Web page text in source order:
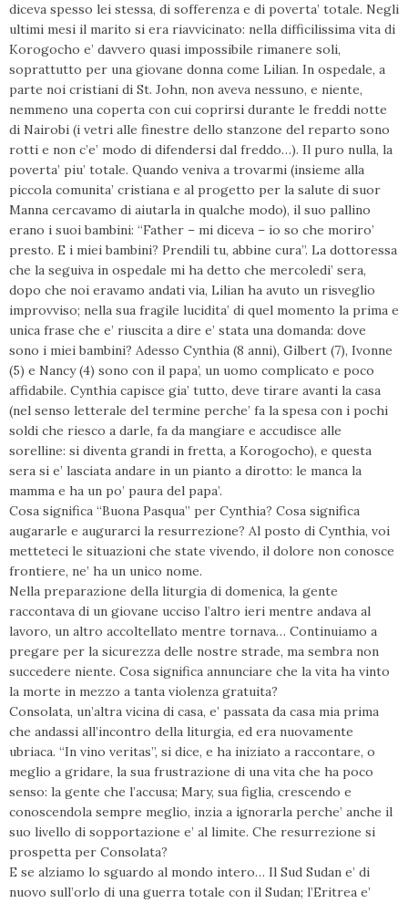
diceva spesso lei stessa, di sofferenza e di poverta’ totale. Negli
ultimi mesi il marito si era riavvicinato: nella difficilissima vita di
Korogocho e’ davvero quasi impossibile rimanere soli,
soprattutto per una giovane donna come Lilian. In ospedale, a
parte noi cristiani di St. John, non aveva nessuno, e niente,
nemmeno una coperta con cui coprirsi durante le freddi notte
di Nairobi (i vetri alle finestre dello stanzone del reparto sono
rotti e non c’e’ modo di difendersi dal freddo…). Il puro nulla, la
poverta’ piu’ totale. Quando veniva a trovarmi (insieme alla
piccola comunita’ cristiana e al progetto per la salute di suor
Manna cercavamo di aiutarla in qualche modo), il suo pallino
erano i suoi bambini: “Father – mi diceva – io so che moriro’
presto. E i miei bambini? Prendili tu, abbine cura”. La dottoressa
che la seguiva in ospedale mi ha detto che mercoledi’ sera,
dopo che noi eravamo andati via, Lilian ha avuto un risveglio
improvviso; nella sua fragile lucidita’ di quel momento la prima e
unica frase che e’ riuscita a dire e’ stata una domanda: dove
sono i miei bambini? Adesso Cynthia (8 anni), Gilbert (7), Ivonne
(5) e Nancy (4) sono con il papa’, un uomo complicato e poco
affidabile. Cynthia capisce gia’ tutto, deve tirare avanti la casa
(nel senso letterale del termine perche’ fa la spesa con i pochi
soldi che riesco a darle, fa da mangiare e accudisce alle
sorelline: si diventa grandi in fretta, a Korogocho), e questa
sera si e’ lasciata andare in un pianto a dirotto: le manca la
mamma e ha un po’ paura del papa’.
Cosa significa “Buona Pasqua” per Cynthia? Cosa significa
augararle e augurarci la resurrezione? Al posto di Cynthia, voi
metteteci le situazioni che state vivendo, il dolore non conosce
frontiere, ne’ ha un unico nome.
Nella preparazione della liturgia di domenica, la gente
raccontava di un giovane ucciso l’altro ieri mentre andava al
lavoro, un altro accoltellato mentre tornava… Continuiamo a
pregare per la sicurezza delle nostre strade, ma sembra non
succedere niente. Cosa significa annunciare che la vita ha vinto
la morte in mezzo a tanta violenza gratuita?
Consolata, un’altra vicina di casa, e’ passata da casa mia prima
che andassi all’incontro della liturgia, ed era nuovamente
ubriaca. “In vino veritas”, si dice, e ha iniziato a raccontare, o
meglio a gridare, la sua frustrazione di una vita che ha poco
senso: la gente che l’accusa; Mary, sua figlia, crescendo e
conoscendola sempre meglio, inzia a ignorarla perche’ anche il
suo livello di sopportazione e’ al limite. Che resurrezione si
prospetta per Consolata?
E se alziamo lo sguardo al mondo intero… Il Sud Sudan e’ di
nuovo sull’orlo di una guerra totale con il Sudan; l’Eritrea e’